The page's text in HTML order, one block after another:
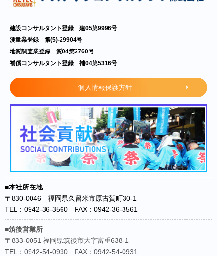
建設コンサルタント登録 建05第9996号
測量業登録 第(5)-29904号
地質調査業登録 質04第2760号
補償コンサルタント登録 補04第5316号
個人情報保護方針
■本社所在地
〒830-0046 福岡県久留米市原古賀町30-1
TEL：0942-36-3560 FAX：0942-36-3561
■筑後営業所
〒833-0051 福岡県筑後市大字富重638-1
TEL：0942-54-0930 FAX：0942-54-0931